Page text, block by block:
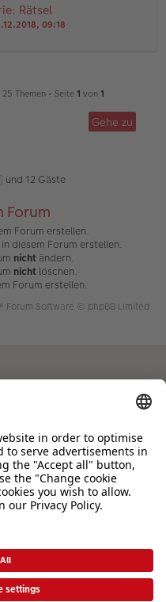
Rätsel
09:18
Themen • Seite 1 von 1
Gehe zu
und 12 Gäste
Forum
Forum erstellen.
diesem Forum erstellen.
nicht ändern.
nicht löschen.
Forum erstellen.
® Forum Software © phpBB Limited
können Sie uns gerne von